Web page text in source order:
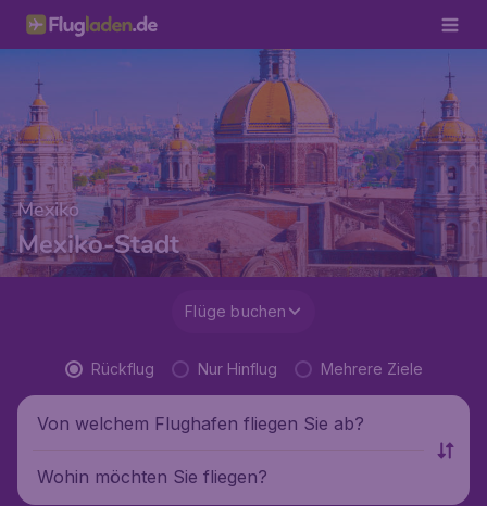
Mexiko
Mexiko-Stadt
Flüge buchen
Rückflug Nur Hinflug Mehrere Ziele
Von welchem Flughafen fliegen Sie ab?
Wohin möchten Sie fliegen?